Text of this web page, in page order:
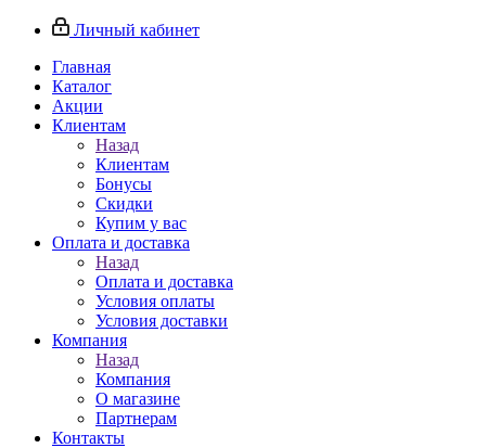
Личный кабинет
Главная
Каталог
Акции
Клиентам
Назад
Клиентам
Бонусы
Скидки
Купим у вас
Оплата и доставка
Назад
Оплата и доставка
Условия оплаты
Условия доставки
Компания
Назад
Компания
О магазине
Партнерам
Контакты